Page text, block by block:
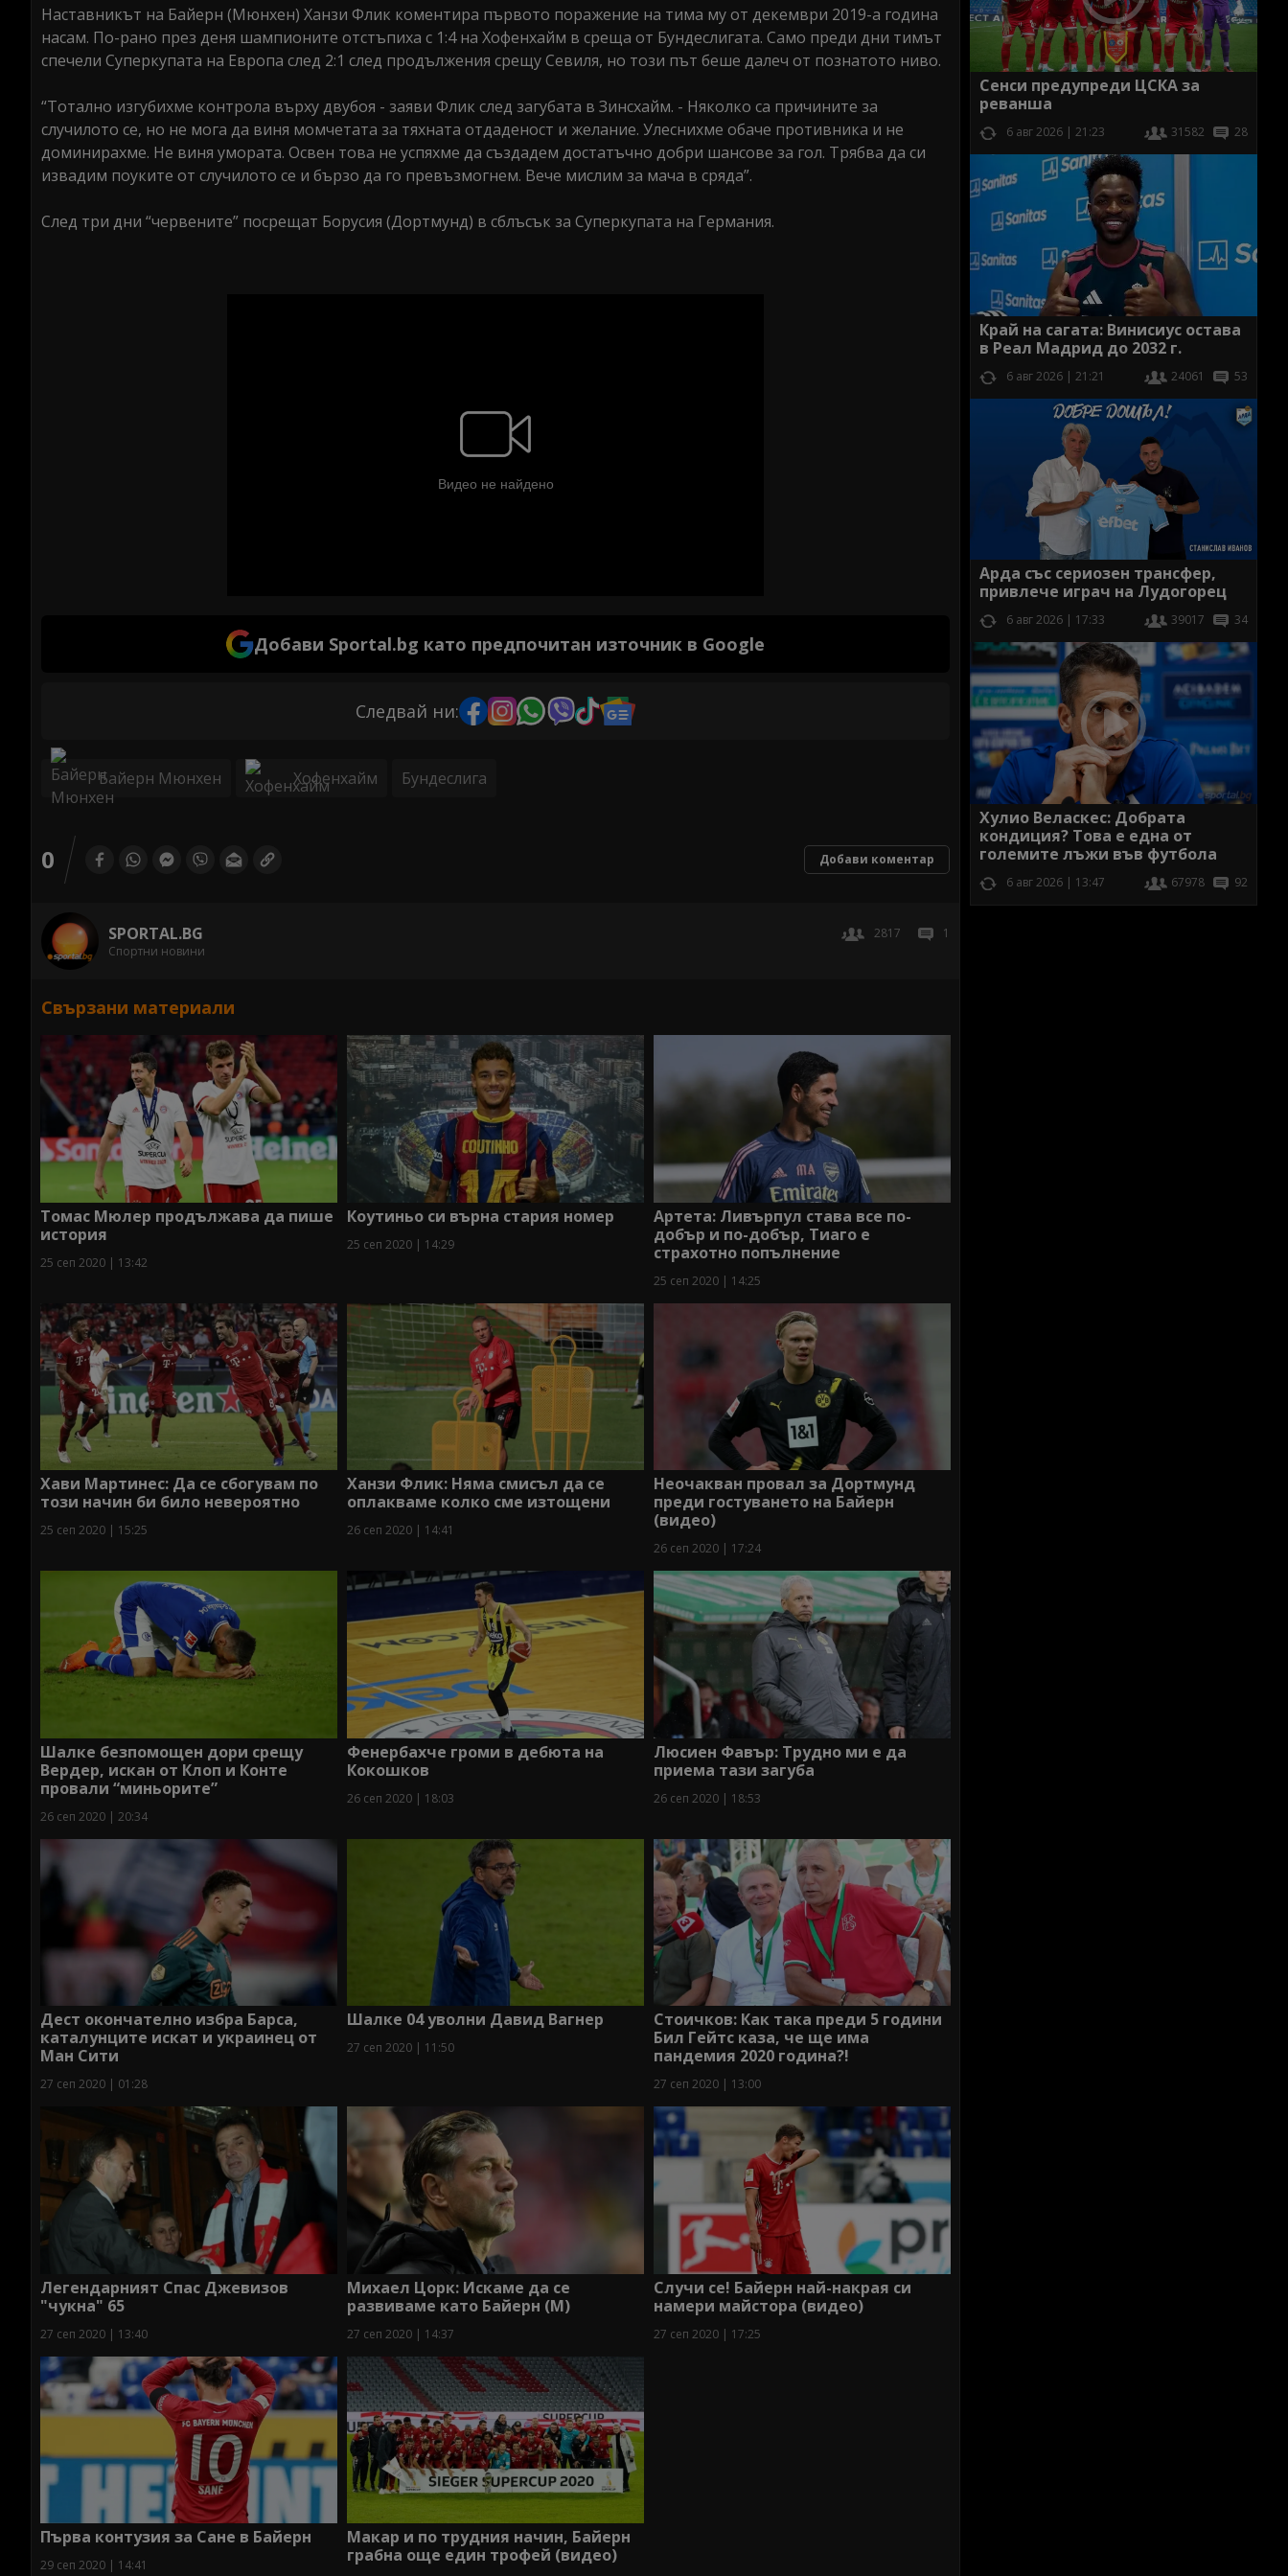
Наставникът на Байерн (Мюнхен) Ханзи Флик коментира първото поражение на тима му от декември 2019-а година
насам. По-рано през деня шампионите отстъпиха с 1:4 на Хофенхайм в среща от Бундеслигата. Само преди дни тимът
спечели Суперкупата на Европа след 2:1 след продължения срещу Севиля, но този път беше далеч от познатото ниво.
“Тотално изгубихме контрола върху двубоя - заяви Флик след загубата в Зинсхайм. - Няколко са причините за
случилото се, но не мога да виня момчетата за тяхната отдаденост и желание. Улеснихме обаче противника и не
доминирахме. Не виня умората. Освен това не успяхме да създадем достатъчно добри шансове за гол. Трябва да си
извадим поуките от случилото се и бързо да го превъзмогнем. Вече мислим за мача в сряда”.
След три дни “червените” посрещат Борусия (Дортмунд) в сблъсък за Суперкупата на Германия.
Добави Sportal.bg като предпочитан източник в Google
Следвай ни:
Байерн Мюнхен Хофенхайм Бундеслига
0 Добави коментар
SPORTAL.BG
Спортни новини
2817 1
Свързани материали
Томас Мюлер продължава да пише
история
25 сеп 2020 | 13:42
Коутиньо си върна стария номер
25 сеп 2020 | 14:29
Артета: Ливърпул става все по-
добър и по-добър, Тиаго е
страхотно попълнение
25 сеп 2020 | 14:25
Хави Мартинес: Да се сбогувам по
този начин би било невероятно
25 сеп 2020 | 15:25
Ханзи Флик: Няма смисъл да се
оплакваме колко сме изтощени
26 сеп 2020 | 14:41
Неочакван провал за Дортмунд
преди гостуването на Байерн
(видео)
26 сеп 2020 | 17:24
Шалке безпомощен дори срещу
Вердер, искан от Клоп и Конте
провали “миньорите”
26 сеп 2020 | 20:34
Фенербахче громи в дебюта на
Кокошков
26 сеп 2020 | 18:03
Люсиен Фавър: Трудно ми е да
приема тази загуба
26 сеп 2020 | 18:53
Дест окончателно избра Барса,
каталунците искат и украинец от
Ман Сити
27 сеп 2020 | 01:28
Шалке 04 уволни Давид Вагнер
27 сеп 2020 | 11:50
Стоичков: Как така преди 5 години
Бил Гейтс каза, че ще има
пандемия 2020 година?!
27 сеп 2020 | 13:00
Легендарният Спас Джевизов
"чукна" 65
27 сеп 2020 | 13:40
Михаел Цорк: Искаме да се
развиваме като Байерн (М)
27 сеп 2020 | 14:37
Случи се! Байерн най-накрая си
намери майстора (видео)
27 сеп 2020 | 17:25
Първа контузия за Сане в Байерн
29 сеп 2020 | 14:41
Макар и по трудния начин, Байерн
грабна още един трофей (видео)
Сенси предупреди ЦСКА за
реванша
6 авг 2026 | 21:23 31582 28
Край на сагата: Винисиус остава
в Реал Мадрид до 2032 г.
6 авг 2026 | 21:21 24061 53
Арда със сериозен трансфер,
привлече играч на Лудогорец
6 авг 2026 | 17:33 39017 34
Хулио Веласкес: Добрата
кондиция? Това е една от
големите лъжи във футбола
6 авг 2026 | 13:47 67978 92